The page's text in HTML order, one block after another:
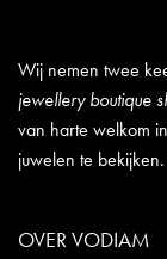
Wij nemen twee
jewellery boutique
van harte welkom
juwelen te bekijken.
OVER VODIAM